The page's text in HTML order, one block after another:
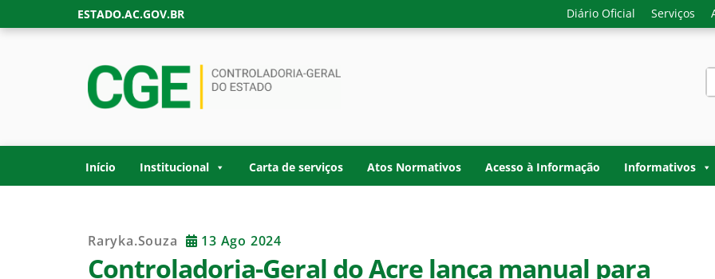
to
ESTADO.AC.GOV.BR Diário Oficial Serviços
GOVERNO DO ESTADO DO ACRE
Início Institucional Carta de serviços Atos Normativos Acesso à Informação Informativos
Raryka.souza 13 Ago 2024
Controladoria-Geral do Acre lança manual para